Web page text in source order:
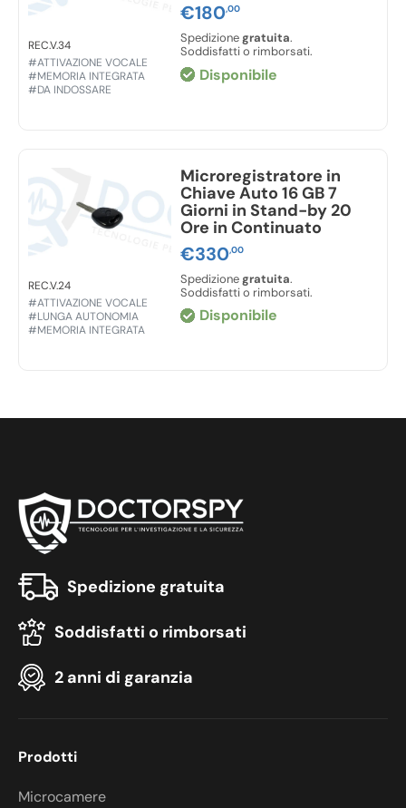
REC.V.34
#ATTIVAZIONE VOCALE
#MEMORIA INTEGRATA
#DA INDOSSARE
€180,00
Spedizionegratuita.
Soddisfatti o rimborsati.
Disponibile
REC.V.24
#ATTIVAZIONE VOCALE
#LUNGA AUTONOMIA
#MEMORIA INTEGRATA
Microregistratore in
Chiave Auto 16 GB 7
Giorni in Stand-by 20
Ore in Continuato
€330,00
Spedizionegratuita.
Soddisfatti o rimborsati.
Disponibile
Spedizione gratuita
Soddisfatti o rimborsati
2 anni di garanzia
Prodotti
Microcamere